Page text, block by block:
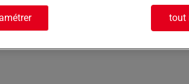
tout